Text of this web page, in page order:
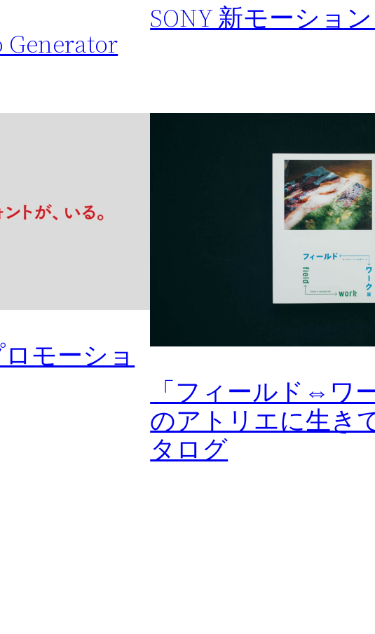
Generator
SONY 新モーショ
モーショ
「フィールド⇔ワ
のアトリエに生き
タログ